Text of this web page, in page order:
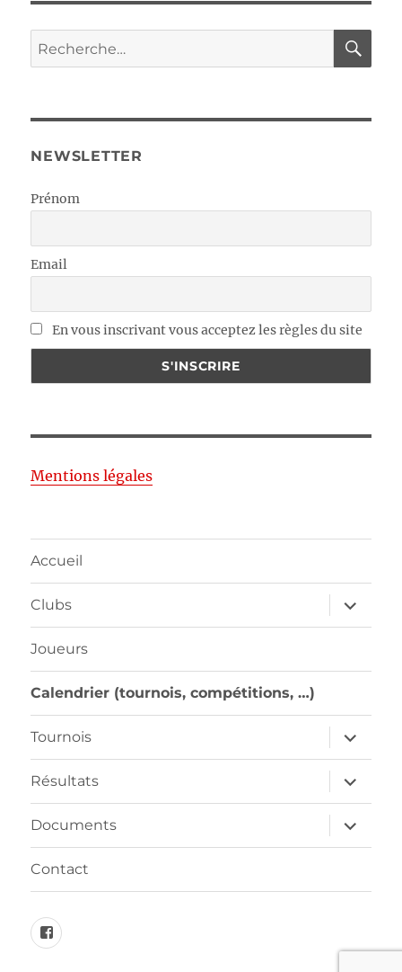
Recherche
pour :
NEWSLETTER
Prénom
Email
En vous inscrivant vous acceptez les règles du site
Mentions légales
Accueil
Clubs
ouvrir
le
sous-
Joueurs
Calendrier (tournois, compétitions, …)
Tournois
ouvrir
le
sous-
menu
Résultats
ouvrir
le
sous-
menu
Documents
ouvrir
le
sous-
Contact
FB